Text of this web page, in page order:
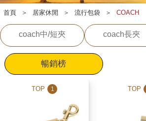
首頁 ＞ 居家休閒 ＞ 流行包袋 ＞ COACH
coach中/短夾 coach長夾
暢銷榜
TOP 1 TOP